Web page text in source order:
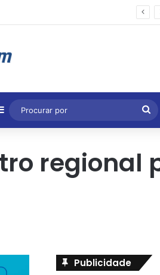
Barra Lateral
regional
Publicidade